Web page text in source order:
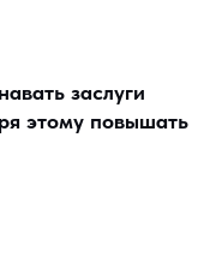
заслуги
этому повышать